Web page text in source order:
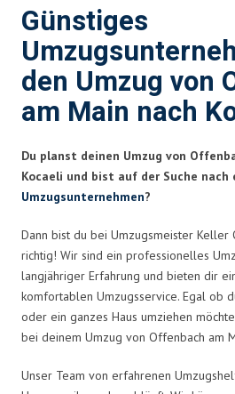
Günstiges
den Umzug von
am Main nach
Du planst deinen Umzug von
Kocaeli und bist auf der Suche nach
Umzugsunternehmen?
Dann bist du bei Umzugsmeister Keller
richtig! Wir sind ein professionelles
langjähriger Erfahrung und bieten dir
komfortablen Umzugsservice. Egal ob
oder ein ganzes Haus umziehen
bei deinem Umzug von Offenbach am
Unser Team von erfahrenen